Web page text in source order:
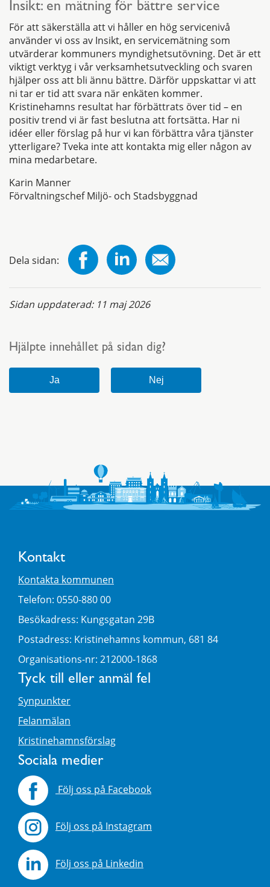
Insikt: en mätning för bättre service
För att säkerställa att vi håller en hög servicenivå
använder vi oss av Insikt, en servicemätning som
utvärderar kommuners myndighetsutövning. Det är ett
viktigt verktyg i vår verksamhetsutveckling och svaren
hjälper oss att bli ännu bättre. Därför uppskattar vi att
ni tar er tid att svara när enkäten kommer.
Kristinehamns resultat har förbättrats över tid – en
positiv trend vi är fast beslutna att fortsätta. Har ni
idéer eller förslag på hur vi kan förbättra våra tjänster
ytterligare? Tveka inte att kontakta mig eller någon av
mina medarbetare.
Karin Manner
Förvaltningschef Miljö- och Stadsbyggnad
Dela sidan:
Sidan uppdaterad: 11 maj 2026
Hjälpte innehållet på sidan dig?
Kontakt
Kontakta kommunen
Telefon: 0550-880 00
Besökadress: Kungsgatan 29B
Postadress: Kristinehamns kommun, 681 84
Organisations-nr: 212000-1868
Tyck till eller anmäl fel
Synpunkter
Felanmälan
Kristinehamnsförslag
Sociala medier
Följ oss på Facebook
Följ oss på Instagram
Följ oss på Linkedin